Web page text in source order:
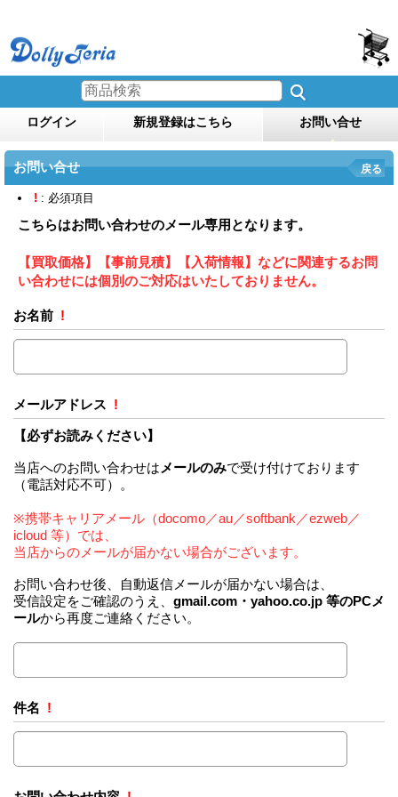
ログイン 新規登録はこちら お問い合せ
お問い合せ 戻る
! : 必須項目
こちらはお問い合わせのメール専用となります。
【買取価格】【事前見積】【入荷情報】などに関連するお問
い合わせには個別のご対応はいたしておりません。
お名前 !
メールアドレス !
【必ずお読みください】
当店へのお問い合わせは メールのみで受け付けております
（電話対応不可）。
※携帯キャリアメール（docomo／au／softbank／ezweb／
icloud 等）では、
当店からのメールが届かない場合がございます。
お問い合わせ後、自動返信メールが届かない場合は、
受信設定をご確認のうえ、 gmail.com・yahoo.co.jp 等のPCメ
ールから再度ご連絡ください。
件名 !